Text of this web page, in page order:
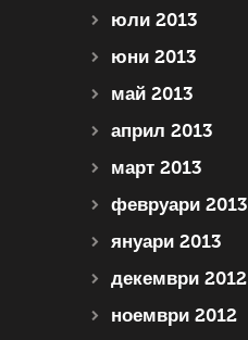
юли 2013
юни 2013
май 2013
април 2013
март 2013
февруари 2013
януари 2013
декември 2012
ноември 2012